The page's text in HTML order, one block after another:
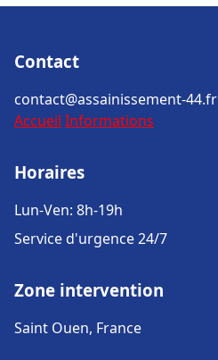
Contact
contact@assainissement-44.fr
Accueil Informations
Horaires
Lun-Ven: 8h-19h
Service d'urgence 24/7
Zone intervention
Saint Ouen, France